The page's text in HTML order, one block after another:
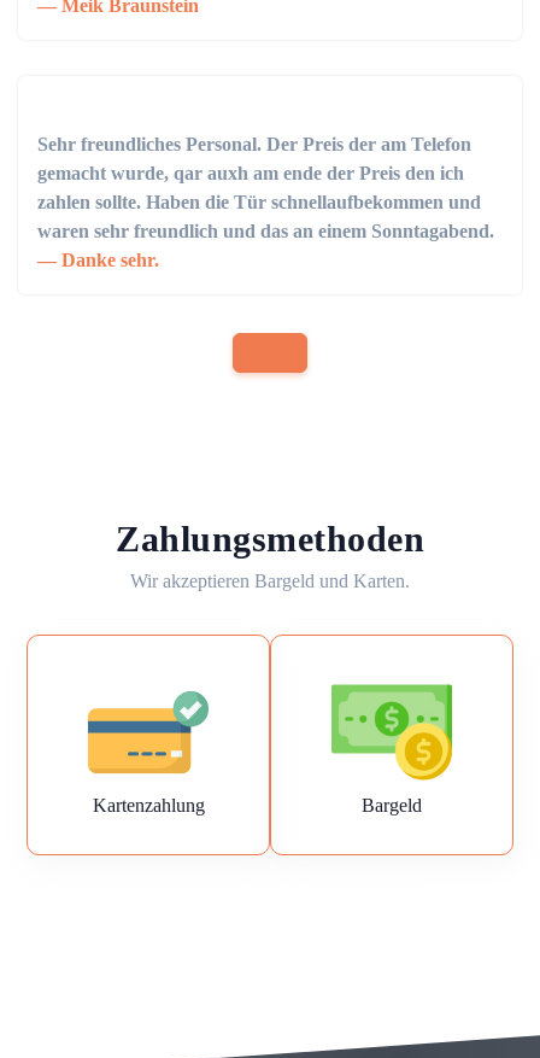
Meik Braunstein
Sehr freundliches Personal. Der Preis der am Telefon
gemacht wurde, qar auxh am ende der Preis den ich
zahlen sollte. Haben die Tür schnellaufbekommen und
waren sehr freundlich und das an einem Sonntagabend.
Danke sehr.
Zahlungsmethoden
Wir akzeptieren Bargeld und Karten.
Kartenzahlung Bargeld